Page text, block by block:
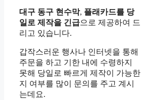
대구 동구 현수막, 플래카드를 당
일로 제작을 긴급으로 제공하여 드
리고 있습니다.
갑작스러운 행사나 인터넷을 통해
주문을 하고 기한 내에 수령하지
못해 당일로 빠르게 제작이 가능한
지 여부를 많이 문의를 주고 계시
는데요.